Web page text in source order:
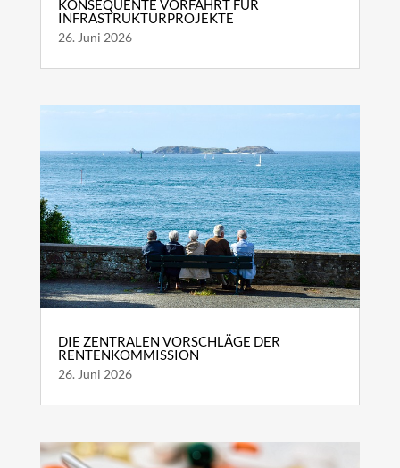
KONSEQUENTE VORFAHRT FÜR
INFRASTRUKTURPROJEKTE
26. Juni 2026
DIE ZENTRALEN VORSCHLÄGE DER
RENTENKOMMISSION
26. Juni 2026